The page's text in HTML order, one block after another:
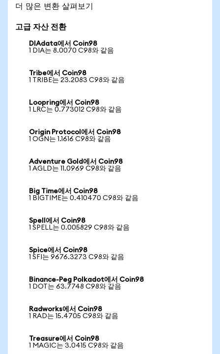
더 많은 변환 살펴보기
고급 자산 전환
DIAdata에서 Coin98
1 DIA는 8.0070 C98와 같음
Tribe에서 Coin98
1 TRIBE는 23.2083 C98와 같음
Loopring에서 Coin98
1 LRC는 0.773012 C98와 같음
Origin Protocol에서 Coin98
1 OGN는 1.1616 C98와 같음
Adventure Gold에서 Coin98
1 AGLD는 11.0969 C98와 같음
Big Time에서 Coin98
1 BIGTIME는 0.410470 C98와 같음
Spell에서 Coin98
1 SPELL는 0.005829 C98와 같음
Spice에서 Coin98
1 SFI는 9676.3273 C98와 같음
Binance-Peg Polkadot에서 Coin98
1 DOT는 63.7748 C98와 같음
Radworks에서 Coin98
1 RAD는 15.4705 C98와 같음
Treasure에서 Coin98
1 MAGIC는 3.0415 C98와 같음